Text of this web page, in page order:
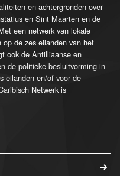
en achtergronden over
en Sint Maarten en de
een netwerk van lokale
de zes eilanden van het
ook de Antilliaanse en
de politieke besluitvorming in
eilanden en/of voor de
Netwerk is